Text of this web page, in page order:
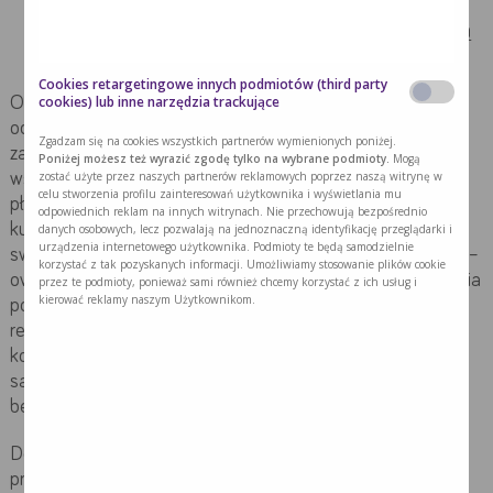
Wybieraj i przygotowuj żywność z mniejszą ilością
Ograniczenie spożycia soli jest konieczne dla utrzymania
odpowiedniego ciśnienia krwi. Codzienna dieta powinna
zawierać mniej niż 2300 miligramów sodu dziennie ze
wszystkich źródeł (czyli ok 5 g soli – to tyle ile w 1 małej
płaskiej łyżeczce, pochodzące zarówno z dosalania jak i z
kupowanych produktów spożywczych i potraw), dlatego
swoje menu należy opierać o produkty nisko przetworzone –
owoce, warzywa, rośliny strączkowe. Należy unikać dosalania
potraw oraz spożywania gotowych dań, również w
restauracjach, w których nie mamy możliwości
kontrolowania spożytej soli. Warto przygotowywać posiłki
samodzielnie w domu doprawiając je ziołami i przyprawami
bez soli/ sodu.
Dodatkowo należy sprawdzać zawartość soli na etykiecie
produktu w tabeli wartości odżywczej (warto porównywać
Cookies retargetingowe innych podmiotów (third party
cookies) lub inne narzędzia trackujące
Zgadzam się na cookies wszystkich partnerów wymienionych poniżej.
Poniżej możesz też wyrazić zgodę tylko na wybrane podmioty. Mogą
zostać użyte przez naszych partnerów reklamowych poprzez naszą witrynę w
celu stworzenia profilu zainteresowań użytkownika i wyświetlania mu
odpowiednich reklam na innych witrynach. Nie przechowują bezpośrednio
danych osobowych, lecz pozwalają na jednoznaczną identyfikację przeglądarki i
urządzenia internetowego użytkownika. Podmioty te będą samodzielnie
korzystać z tak pozyskanych informacji. Umożliwiamy stosowanie plików cookie
przez te podmioty, ponieważ sami również chcemy korzystać z ich usług i
kierować reklamy naszym Użytkownikom.